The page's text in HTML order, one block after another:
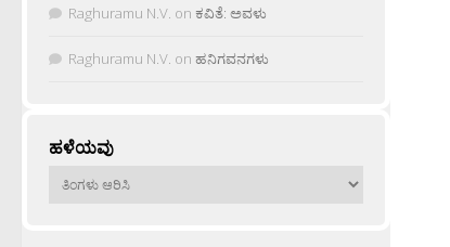
Raghuramu N.V. on ಕವಿತೆ: ಅವಳು
Raghuramu N.V. on ಹನಿಗವನಗಳು
ಹಳೆಯವು
ಹಳೆಯವು